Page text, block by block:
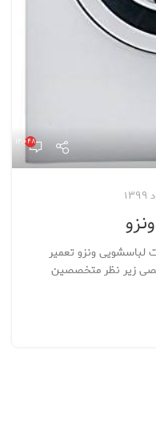
۱۲,۰۴۸
لباسشویی ونزو تعمیر
زیر نظر متخصصین